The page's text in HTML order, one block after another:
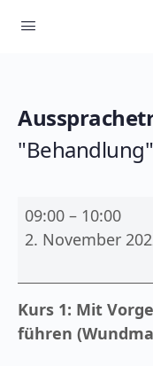
"Behandlung"
"ng"
"Behandlung"
09:00 – 10:00
2. November
Kurs 1: Mit
führen